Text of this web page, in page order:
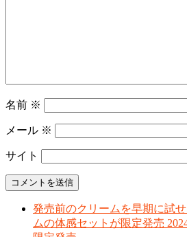
名前 ※
メール ※
サイト
発売前のクリームを早期に試
ムの体感セットが限定発売